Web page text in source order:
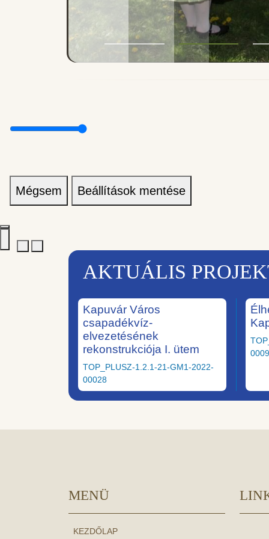
Mégsem Beállítások mentése
AKTUÁLIS
Kapuvár Város
csapadékvíz-
elvezetésének
rekonstrukciója I. ütem
TOP_PLUSZ-1.2.1-21-GM1-2022-
00028
MENÜ
KEZDŐLAP